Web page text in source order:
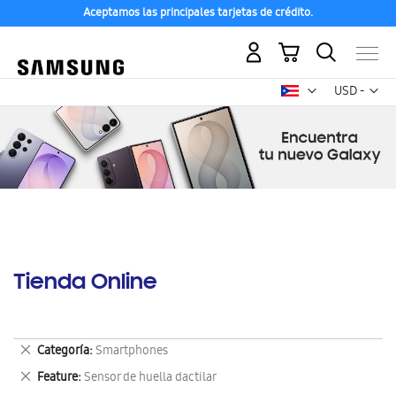
Aceptamos las principales tarjetas de crédito.
USD -
dólar
Mi carrito
Tienda Online
Categoría Smartphones
Eliminar
este
artículo
Feature Sensor de huella dactilar
Eliminar